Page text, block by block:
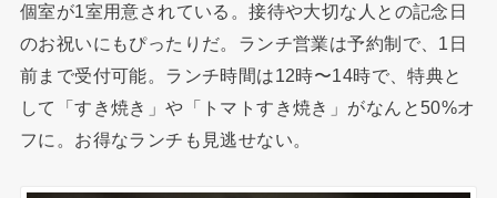
個室が1室用意されている。接待や大切な人との記念日
のお祝いにもぴったりだ。ランチ営業は予約制で、1日
前まで受付可能。ランチ時間は12時〜14時で、特典と
して「すき焼き」や「トマトすき焼き」がなんと50%オ
フに。お得なランチも見逃せない。